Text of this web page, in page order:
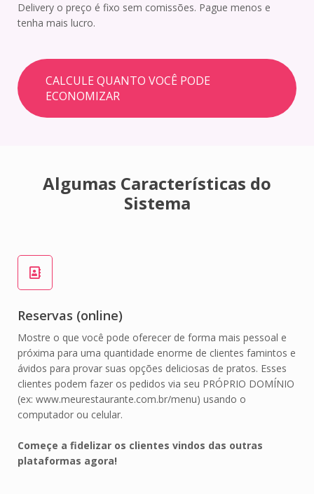
Delivery o preço é fixo sem comissões. Pague menos e
tenha mais lucro.
CALCULE QUANTO VOCÊ PODE
ECONOMIZAR
Algumas Características do
Sistema
Reservas (online)
Mostre o que você pode oferecer de forma mais pessoal e
próxima para uma quantidade enorme de clientes famintos e
ávidos para provar suas opções deliciosas de pratos. Esses
clientes podem fazer os pedidos via seu PRÓPRIO DOMÍNIO
(ex: www.meurestaurante.com.br/menu) usando o
computador ou celular.
Começe a fidelizar os clientes vindos das outras
plataformas agora!